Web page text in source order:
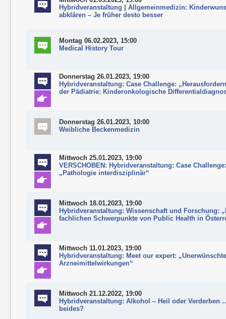
Hybridveranstaltung | Allgemeinmedizin:
abklären – Je früher desto besser
Montag 06.02.2023, 15:00
Medical History Tour
Donnerstag 26.01.2023, 19:00
Hybridveranstaltung: Case Challenge:
der Pädiatrie: Kinderonkologische
Donnerstag 26.01.2023, 10:00
Weibliche Beckenmedizin
Mittwoch 25.01.2023, 19:00
VERSCHOBEN: Hybridveranstaltung: Case
„Pathologie interdisziplinär“
Mittwoch 18.01.2023, 19:00
Hybridveranstaltung: Wissenschaft und Forschung:
fachlichen Schwerpunkte von Public Health in
Mittwoch 11.01.2023, 19:00
Hybridveranstaltung: Meet our expert:
Arzneimittelwirkungen“
Mittwoch 21.12.2022, 19:00
Hybridveranstaltung: Alkohol – Heil oder Verderben
beides?